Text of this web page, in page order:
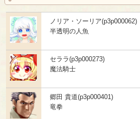
ノリア・ソーリア(p3p000062)
半透明の人魚
セララ(p3p000273)
魔法騎士
郷田 貴道(p3p000401)
竜拳